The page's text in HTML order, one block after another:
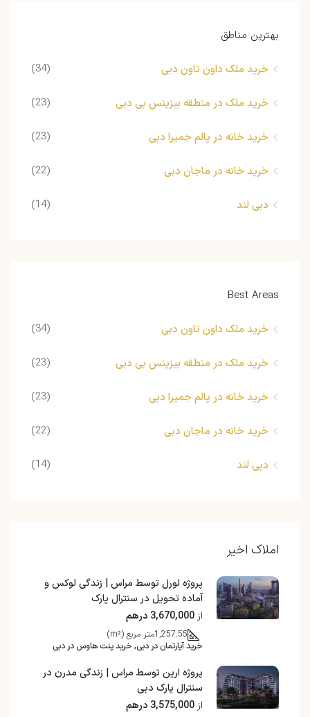
بهترین مناطق
خرید ملک داون تاون دبی (34)
خرید ملک در منطقه بیزینس بی دبی (23)
خرید خانه در پالم جمیرا دبی (23)
خرید خانه در ماجان دبی (22)
دبی لند (14)
Best Areas
خرید ملک داون تاون دبی (34)
خرید ملک در منطقه بیزینس بی دبی (23)
خرید خانه در پالم جمیرا دبی (23)
خرید خانه در ماجان دبی (22)
دبی لند (14)
املاک اخیر
پروژه لورل توسط مراس | زندگی لوکس و
آماده تحویل در سنترال پارک
از 3,670,000 درهم
1,257.55متر مربع (m²)
خرید آپارتمان در دبی, خرید پنت هاوس در دبی
پروژه ارین توسط مراس | زندگی مدرن در
سنترال پارک دبی
از 3,575,000 درهم